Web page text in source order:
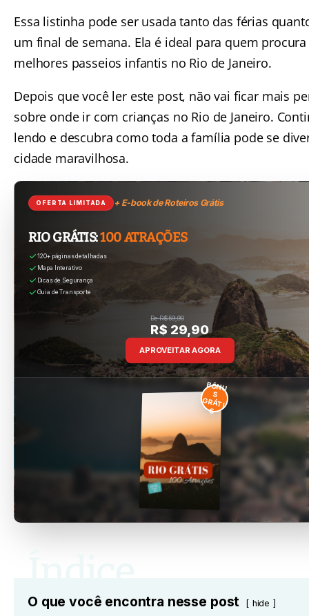
Essa listinha pode ser usada tanto das férias
um final de semana. Ela é ideal para quem
melhores passeios infantis no Rio de Janeiro.
Depois que você ler este post, não vai ficar mais
sobre onde ir com crianças no Rio de Janeiro.
lendo e descubra como toda a família pode se
cidade maravilhosa.
OFERTA LIMITADA + E-book de Roteiros Grátis
RIO GRÁTIS:100 ATRAÇÕES
120+ páginas detalhadas
Mapa Interativo
Dicas de Segurança
Guia de Transporte
De R$ 59,90
R$ 29,90
APROVEITAR AGORA
BÔNU
S
GRÁTI
S
O que você encontra nesse post hide